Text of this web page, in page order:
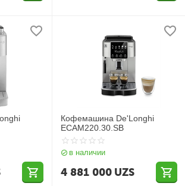
Кофемашина De'Longhi
ECAM220.30.SB
в наличии
4 881 000 UZS